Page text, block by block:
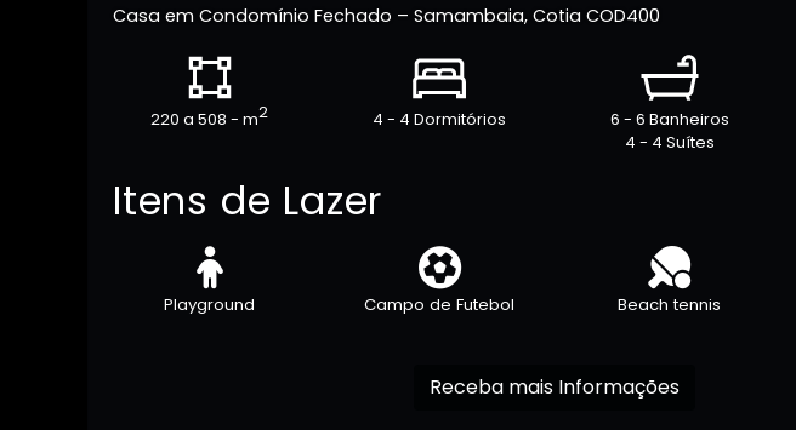
Casa em Condomínio Fechado – Samambaia, Cotia COD400
220 a 508 - m2 4 - 4 Dormitórios
6 - 6 Banheiros
4 - 4 Suítes
Itens de Lazer
Playground Campo de Futebol Beach tennis
Receba mais Informações